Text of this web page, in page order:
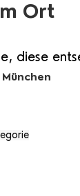
Ort
diese